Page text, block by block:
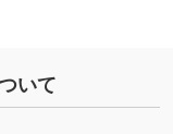
いて